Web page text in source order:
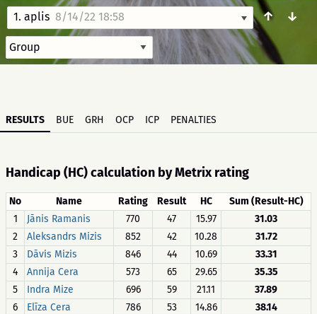
1. aplis 8/14/22 18:58 ↑ ↓
RESULTS BUE GRH OCP ICP PENALTIES
Handicap (HC) calculation by Metrix rating
No Name Rating Result HC
Sum (Result-HC)
1
Jānis Ramanis 770 47 15.97
31.03
2
Aleksandrs Mizis 852 42 10.28
31.72
3
Dāvis Mizis 846 44 10.69
33.31
4
Annija Cera 573 65 29.65
35.35
5
Indra Mize 696 59 21.11
37.89
6
Elīza Cera 786 53 14.86
38.14